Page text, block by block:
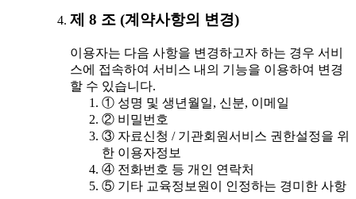
제 8 조 (계약사항의 변경)
이용자는 다음 사항을 변경하고자 하는 경우 서비
스에 접속하여 서비스 내의 기능을 이용하여 변경
할 수 있습니다.
① 성명 및 생년월일, 신분, 이메일
② 비밀번호
③ 자료신청 / 기관회원서비스 권한설정을 위
한 이용자정보
④ 전화번호 등 개인 연락처
⑤ 기타 교육정보원이 인정하는 경미한 사항